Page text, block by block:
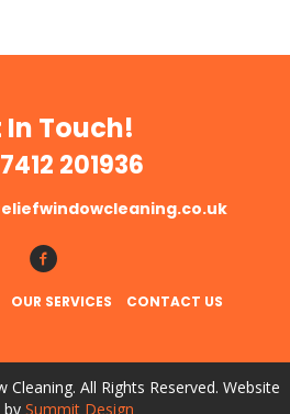
In Touch!
201936
Follow Us!
OUR SERVICES CONTACT US
All Rights Reserved. Website
by Summit Design